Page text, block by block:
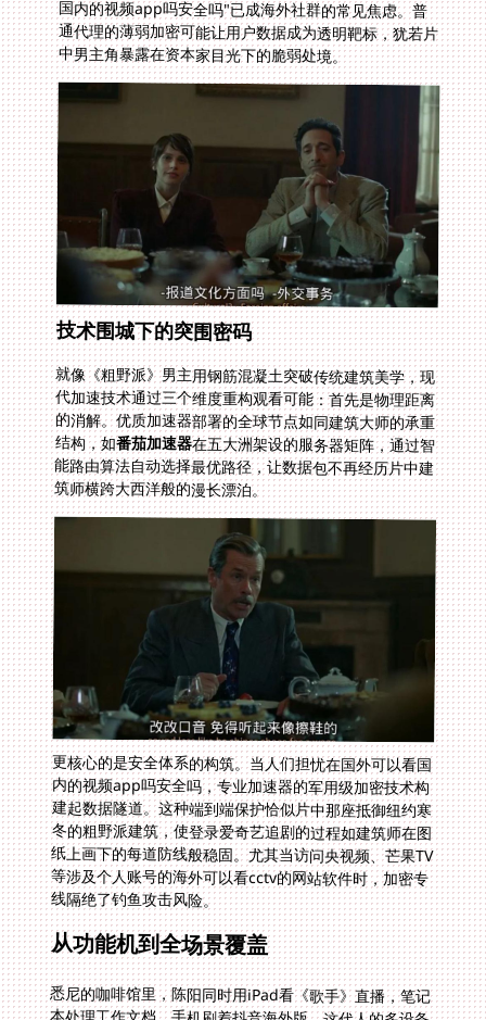
中男主角暴露在资本家目光下的脆弱处境。
技术围城下的突围密码
就像《粗野派》男主用钢筋混凝土突破传统建筑美学，现
代加速技术通过三个维度重构观看可能：首先是物理距离
的消解。优质加速器部署的全球节点如同建筑大师的承重
结构，如番茄加速器在五大洲架设的服务器矩阵，通过智
能路由算法自动选择最优路径，让数据包不再经历片中建
筑师横跨大西洋般的漫长漂泊。
更核心的是安全体系的构筑。当人们担忧在国外可以看国
内的视频app吗安全吗，专业加速器的军用级加密技术构
建起数据隧道。这种端到端保护恰似片中那座抵御纽约寒
冬的粗野派建筑，使登录爱奇艺追剧的过程如建筑师在图
纸上画下的每道防线般稳固。尤其当访问央视频、芒果TV
等涉及个人账号的海外可以看cctv的网站软件时，加密专
线隔绝了钓鱼攻击风险。
从功能机到全场景覆盖
悉尼的咖啡馆里，陈阳同时用iPad看《歌手》直播，笔记
本处理工作文档，手机刷着抖音海外版。这代人的多设备
生态对加速器提出更精细的要求。单一平台支持已经落